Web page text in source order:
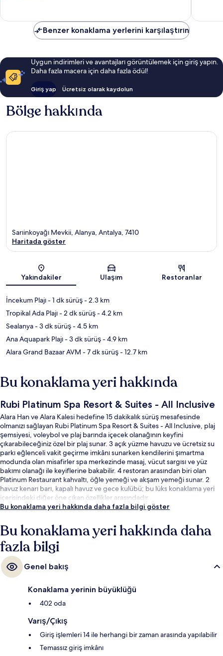
114
yorum
Benzer konaklama yerlerini karşılaştırın
Uygun indirimleri ve avantajları görüntülemek için giriş yapın.
Daha fazla macera için daha fazla ödül!
Giriş yap Ücretsiz olarak kaydolun
Bölge hakkında
Harita
Sarıinkoyağı Mevkii, Alanya, Antalya, 7410
Haritada göster
Yakındakiler Ulaşım Restoranlar
İncekum Plajı- 1 dk sürüş- 2.3 km
Tropikal Ada Plajı- 2 dk sürüş- 4.2 km
Sealanya- 3 dk sürüş- 4.5 km
Ana Aquapark Plajı- 3 dk sürüş- 4.9 km
Alara Grand Bazaar AVM - 7 dk sürüş- 12.7 km
Bu konaklama yeri hakkında
Rubi Platinum Spa Resort & Suites - All Inclusive
Alara Han ve Alara Kalesi hedefine 15 dakikalık sürüş mesafesinde
olmanızı sağlayan Rubi Platinum Spa Resort & Suites - All Inclusive, plaj
şemsiyesi, voleybol ve plaj barında içecek olanağının keyfini
çıkarabileceğiniz özel bir plaj sunar. 3 açık yüzme havuzu ve ücretsiz su
parkı eğlenceli vakit geçirme imkânı sunarken kendilerini şımartma
modunda olan misafirler spa merkezinde masaj, vücut sargısı ve yüz
bakımı olanağı ile keyiflerine bakabilir. 4 restoran arasından biri olan
Platinum Restaurant kahvaltı, öğle yemeği ve akşam yemeği sunar. 2
havuz kenarı barı, kapalı havuz ve gece kulübü; bu lüks konaklama yeri
içerisindeki diğer öne çıkan özellikler arasındadır.
Bu konaklama yeri hakkında daha fazla bilgi göster
Bu konaklama yeri hakkında daha
fazla bilgi
Genel bakış
Konaklama yerinin büyüklüğü
402 oda
Varış/Çıkış
Giriş işlemleri 14 ile herhangi bir zaman arasında yapılabilir
Temassız giriş imkânı